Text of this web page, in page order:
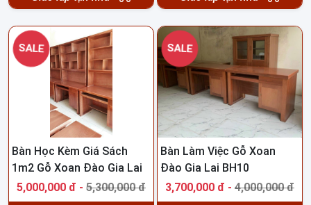
SALE
Bàn Học Kèm Giá Sách
1m2 Gỗ Xoan Đào Gia Lai
BH09
5,000,000 đ - 5,300,000 đ
SALE
Bàn Làm Việc Gỗ Xoan
Đào Gia Lai BH10
3,700,000 đ - 4,000,000 đ